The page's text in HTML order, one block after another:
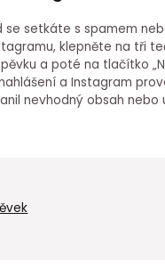
se setkáte s spamem
klepněte na tři
a poté na tlačítko
a Instagram
nevhodný obsah nebo